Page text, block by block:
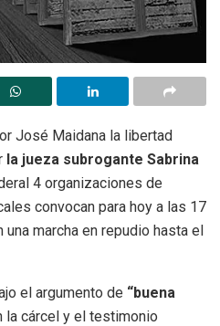
José Maidana la libertad
la jueza subrogante Sabrina
4 organizaciones de
convocan para hoy a las 17
marcha en repudio hasta el
el argumento de “buena
la cárcel y el testimonio